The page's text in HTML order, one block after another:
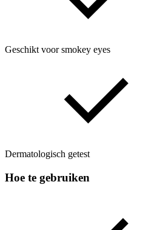
Geschikt voor smokey eyes
Dermatologisch getest
Hoe te gebruiken